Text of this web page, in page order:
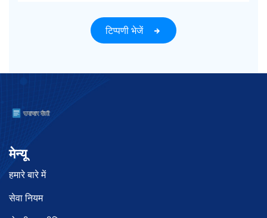
टिप्पणी भेजें
मेन्यू
हमारे बारे में
सेवा नियम